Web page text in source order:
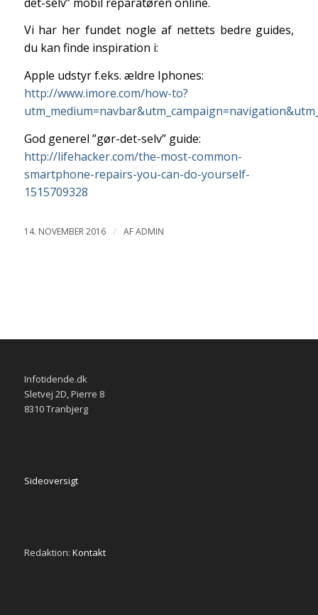
Vi har her fundet nogle af nettets bedre guides,
du kan finde inspiration i:
Apple udstyr f.eks. ældre Iphones:
http://www.imore.com/how-to?
God generel ”gør-det-selv” guide:
http://lifehacker.com/the-most-common-
smartphone-repairs-you-can-do-yourself-
1515709328
14. NOVEMBER 2016 / AFADMIN
Infotidende.dk
Sletvej 2D, Pierre 8
8310 Tranbjerg
Sideoversigt
Redaktion: Kontakt